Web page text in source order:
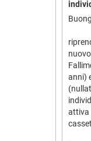
anni)
attiva